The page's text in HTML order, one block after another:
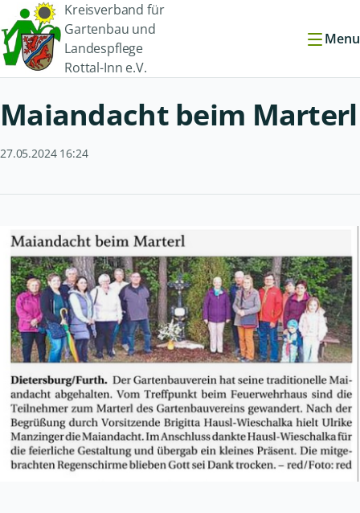
Kreisverband für
Gartenbau und
Landespflege
Rottal-Inn e.V.
Menu
Maiandacht beim Marterl
27.05.2024 16:24